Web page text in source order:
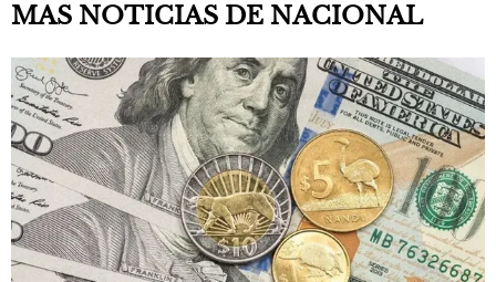
MAS NOTICIAS DE NACIONAL